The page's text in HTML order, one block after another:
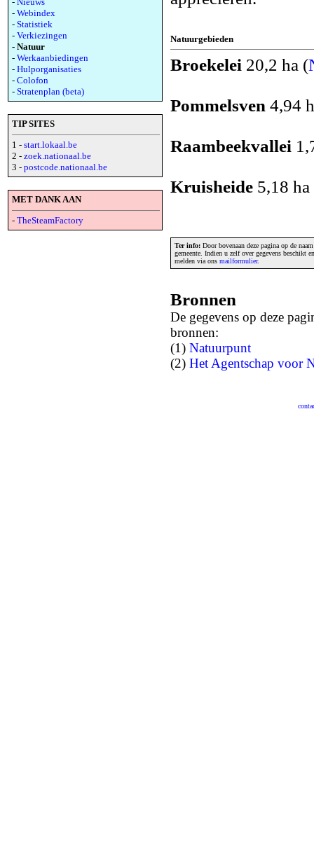
- Webindex
- Statistiek
- Verkiezingen
- Natuur
- Werkaanbiedingen
- Hulporganisaties
- Colofon
- Stratenplan (beta)
TIP SITES
1 - start.lokaal.be
2 - zoek.nationaal.be
3 - postcode.nationaal.be
MET DANK AAN
- TheSteamFactory
Natuurgebieden
Broekelei 20,2 ha (
Pommelsven 4,94
Raambeekvallei
Kruisheide 5,18 ha
Ter info: Door bovenaan deze pagina op de
gemeente. Indien u zelf over gegevens beschikt
melden via ons mailformulier.
Bronnen
De gegevens op deze
bronnen:
(1) Natuurpunt
(2) Het Agentschap voor